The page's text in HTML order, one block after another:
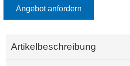
Angebot anfordern
Artikelbeschreibung